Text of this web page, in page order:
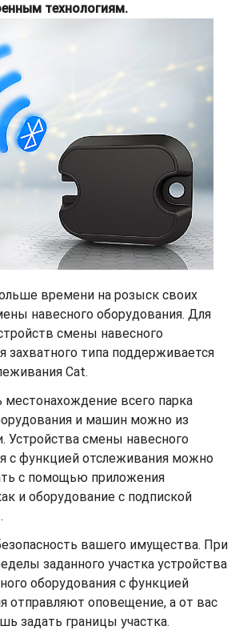
технологиям.
времени на розыск своих
навесного оборудования. Для
смены навесного
захватного типа поддерживается
Cat.
всего парка
и машин можно из
Устройства смены навесного
с функцией отслеживания можно
с помощью приложения
и оборудование с подпиской
вашего имущества. При
заданного участка устройства
оборудования с функцией
отправляют оповещение, а от вас
задать границы участка.